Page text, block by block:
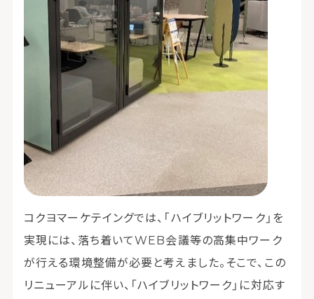
コクヨマーケテイングでは、「ハイブリットワーク」を
実現には、落ち着いてWEB会議等の高集中ワーク
が行える環境整備が必要と考えました。そこで、この
リニューアルに伴い、「ハイブリットワーク」に対応す